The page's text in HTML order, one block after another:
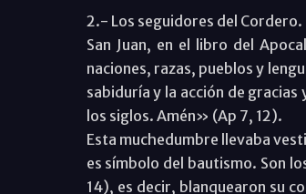
2.- Los seguidores del Cordero.
San Juan, en el libro del
naciones, razas, pueblos y
sabiduría y la acción de
los siglos. Amén» (Ap 7, 12).
Esta muchedumbre llevaba
es símbolo del bautismo. Son
14), es decir, blanquearon su